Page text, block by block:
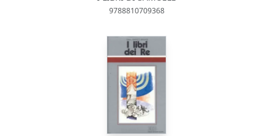
9788810709368